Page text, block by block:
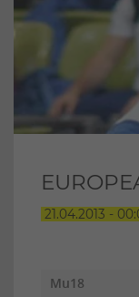
21.04.2013 -
Mu18